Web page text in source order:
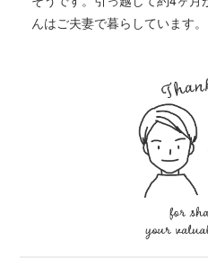
んはご夫妻で暮らしています。